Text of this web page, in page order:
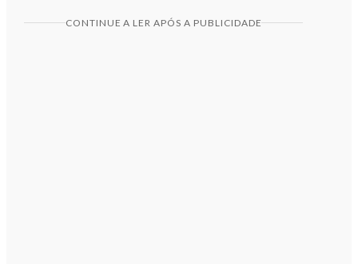
CONTINUE A LER APÓS A PUBLICIDADE